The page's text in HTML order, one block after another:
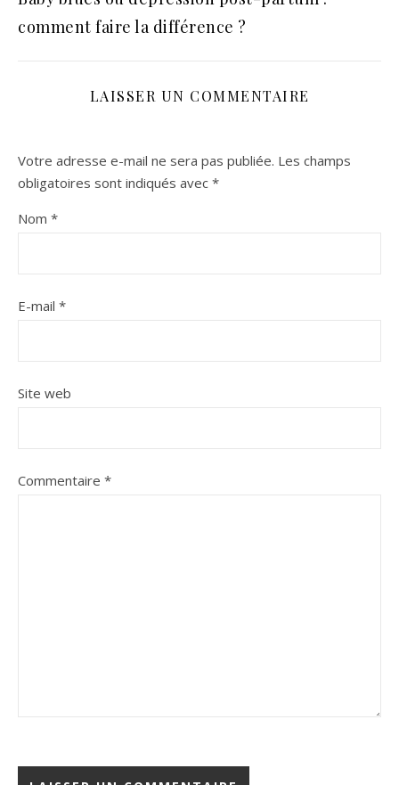
comment faire la différence ?
LAISSER UN COMMENTAIRE
Votre adresse e-mail ne sera pas publiée. Les champs
obligatoires sont indiqués avec *
Nom *
E-mail *
Site web
Commentaire *